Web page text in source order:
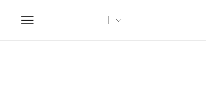
Toggle
navigation